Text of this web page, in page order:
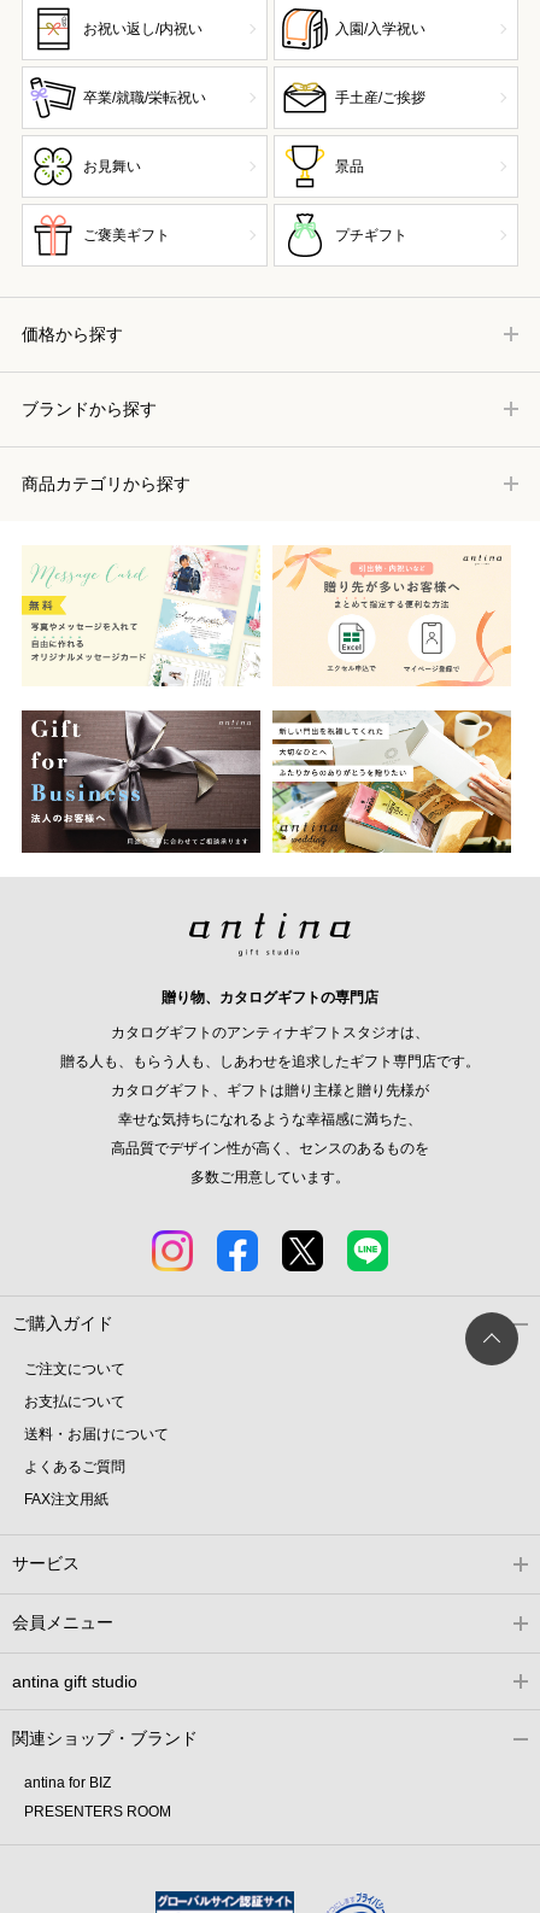
お祝い返し/内祝い 入園/入学祝い
卒業/就職/栄転祝い 手土産/ご挨拶
お見舞い 景品
ご褒美ギフト プチギフト
価格から探す
ブランドから探す
商品カテゴリから探す
贈り物、カタログギフトの専門店
カタログギフトのアンティナギフトスタジオは、
贈る人も、もらう人も、しあわせを追求したギフト専門店です。
カタログギフト、ギフトは贈り主様と贈り先様が
幸せな気持ちになれるような幸福感に満ちた、
高品質でデザイン性が高く、センスのあるものを
多数ご用意しています。
ご購入ガイド
ご注文について
お支払について
送料・お届けについて
よくあるご質問
FAX注文用紙
サービス
会員メニュー
antina gift studio
関連ショップ・ブランド
antina for BIZ
PRESENTERS ROOM